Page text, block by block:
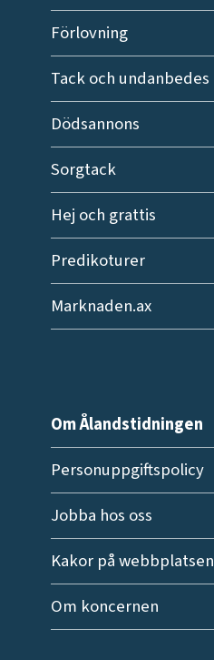
Förlovning
Tack och undanbedes
Dödsannons
Sorgtack
Hej och grattis
Predikoturer
Marknaden.ax
Om Ålandstidningen
Personuppgiftspolicy
Jobba hos oss
Kakor på webbplatsen
Om koncernen